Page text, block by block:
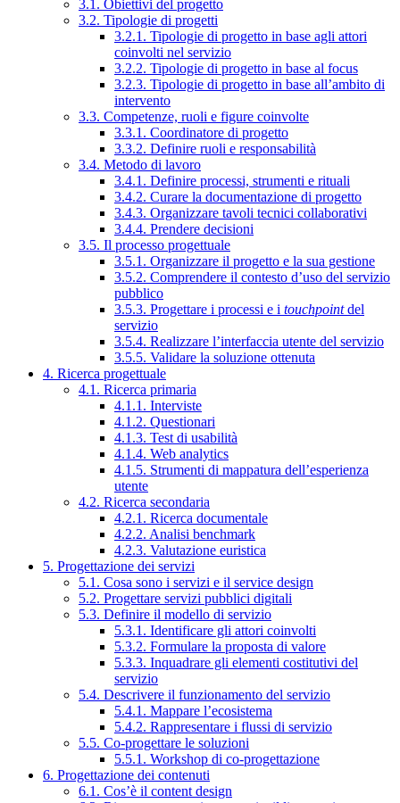
3.1. Obiettivi del progetto
3.2. Tipologie di progetti
3.2.1. Tipologie di progetto in base agli attori
coinvolti nel servizio
3.2.2. Tipologie di progetto in base al focus
3.2.3. Tipologie di progetto in base all’ambito di
intervento
3.3. Competenze, ruoli e figure coinvolte
3.3.1. Coordinatore di progetto
3.3.2. Definire ruoli e responsabilità
3.4. Metodo di lavoro
3.4.1. Definire processi, strumenti e rituali
3.4.2. Curare la documentazione di progetto
3.4.3. Organizzare tavoli tecnici collaborativi
3.4.4. Prendere decisioni
3.5. Il processo progettuale
3.5.1. Organizzare il progetto e la sua gestione
3.5.2. Comprendere il contesto d’uso del servizio
pubblico
3.5.3. Progettare i processi e i touchpointdel
servizio
3.5.4. Realizzare l’interfaccia utente del servizio
3.5.5. Validare la soluzione ottenuta
4. Ricerca progettuale
4.1. Ricerca primaria
4.1.1. Interviste
4.1.2. Questionari
4.1.3. Test di usabilità
4.1.4. Web analytics
4.1.5. Strumenti di mappatura dell’esperienza
utente
4.2. Ricerca secondaria
4.2.1. Ricerca documentale
4.2.2. Analisi benchmark
4.2.3. Valutazione euristica
5. Progettazione dei servizi
5.1. Cosa sono i servizi e il service design
5.2. Progettare servizi pubblici digitali
5.3. Definire il modello di servizio
5.3.1. Identificare gli attori coinvolti
5.3.2. Formulare la proposta di valore
5.3.3. Inquadrare gli elementi costitutivi del
servizio
5.4. Descrivere il funzionamento del servizio
5.4.1. Mappare l’ecosistema
5.4.2. Rappresentare i flussi di servizio
5.5. Co-progettare le soluzioni
5.5.1. Workshop di co-progettazione
6. Progettazione dei contenuti
6.1. Cos’è il content design